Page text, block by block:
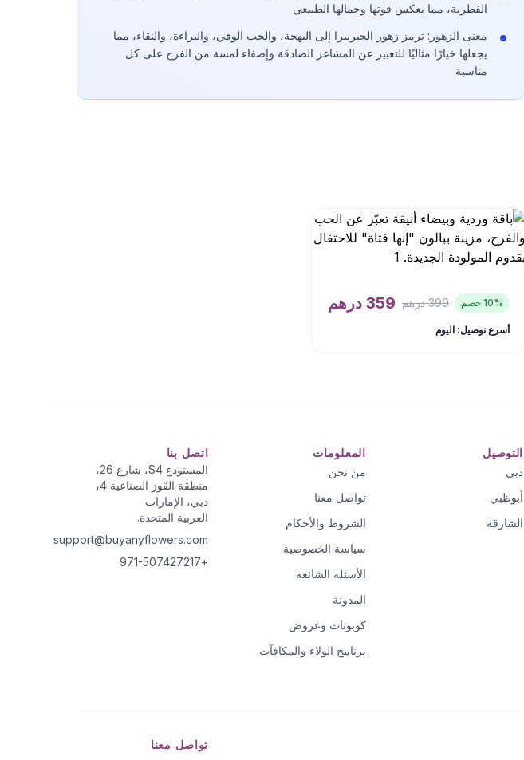
الفطرية، مما يعكس قوتها وجمالها الطبيعي
معنى الزهور: ترمز زهور الجيربيرا إلى البهجة، والحب الوفي، والبراءة، والنقاء، مما
يجعلها خيارًا مثاليًا للتعبير عن المشاعر الصادقة وإضفاء لمسة من الفرح على كل
مناسبة
10% خصم 399درهم 359 درهم
أسرع توصيل: اليوم
التوصيل
دبي
أبوظبي
الشارقة
المعلومات
من نحن
تواصل معنا
الشروط والأحكام
سياسة الخصوصية
الأسئلة الشائعة
المدونة
كوبونات وعروض
برنامج الولاء والمكافآت
اتصل بنا
المستودع S4، شارع 26،
منطقة القوز الصناعية 4،
دبي، الإمارات
العربية المتحدة.
support@buyanyflowers.com
+971-507427217
تواصل معنا